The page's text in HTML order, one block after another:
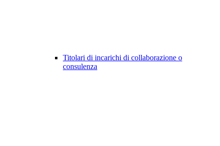
Titolari di incarichi di collaborazione o
consulenza